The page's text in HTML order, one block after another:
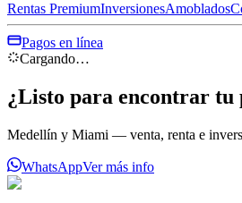
Rentas PremiumInversionesAmoblados
Pagos en línea
Cargando…
¿Listo para encontrar tu
Medellín y Miami — venta, renta e
WhatsAppVer más info